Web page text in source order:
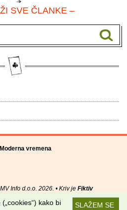
SVE ČLANKE –
Moderna vremena
Info d.o.o. 2026. • Kriv je Fiktiv
Uvjeti korištenja RSS kanaliSLAŽEM SE
kako bi